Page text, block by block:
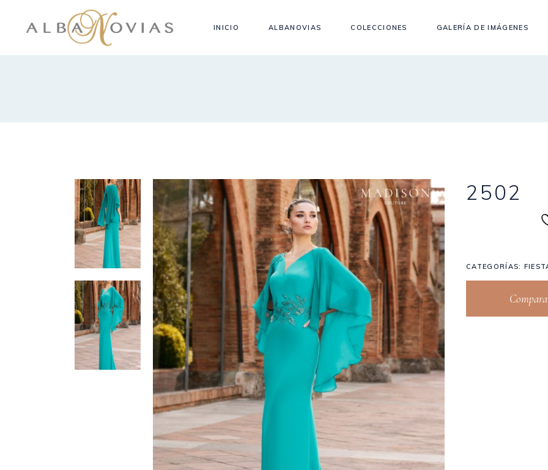
INICIO ALBANOVIAS COLECCIONES GALERÍA DE IMÁGENES
2502
CATEGORÍAS: